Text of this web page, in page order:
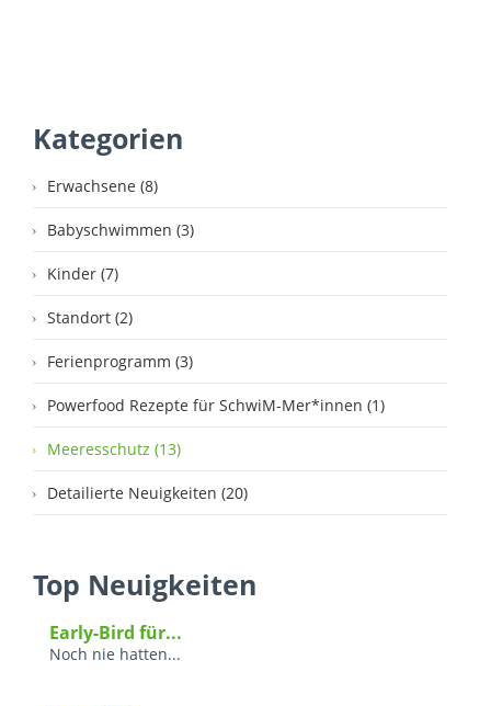
Kategorien
Erwachsene (8)
Babyschwimmen (3)
Kinder (7)
Standort (2)
Ferienprogramm (3)
Powerfood Rezepte für SchwiM-Mer*innen (1)
Meeresschutz (13)
Detailierte Neuigkeiten (20)
Top Neuigkeiten
Early-Bird für...
Noch nie hatten...